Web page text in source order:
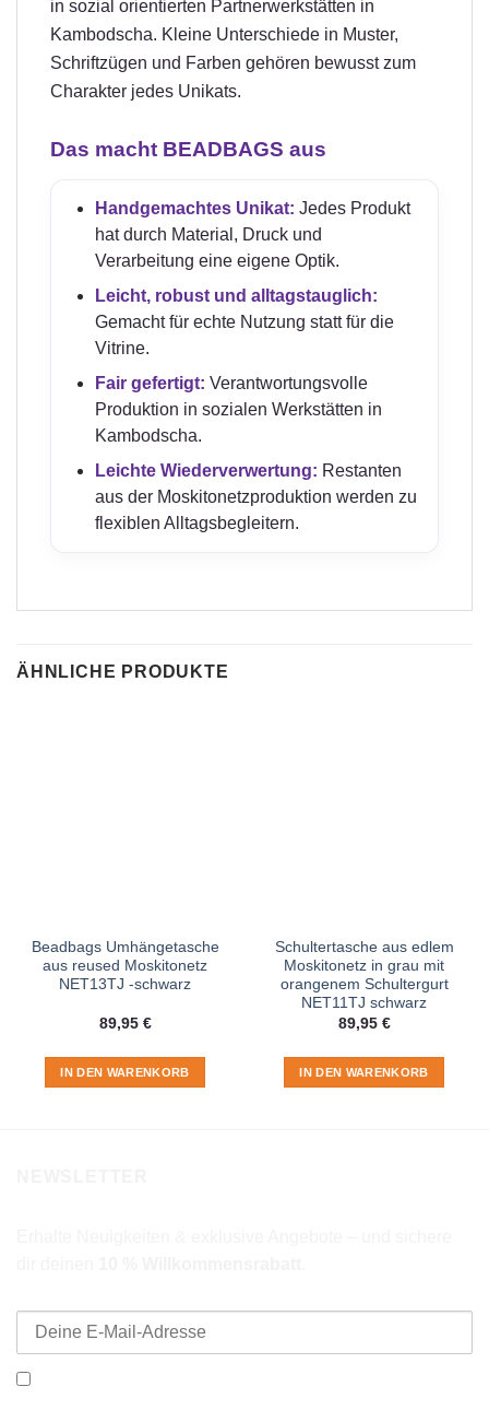
in sozial orientierten Partnerwerkstätten in
Kambodscha. Kleine Unterschiede in Muster,
Schriftzügen und Farben gehören bewusst zum
Charakter jedes Unikats.
Das macht BEADBAGS aus
Handgemachtes Unikat: Jedes Produkt
hat durch Material, Druck und
Verarbeitung eine eigene Optik.
Leicht, robust und alltagstauglich:
Gemacht für echte Nutzung statt für die
Vitrine.
Fair gefertigt: Verantwortungsvolle
Produktion in sozialen Werkstätten in
Kambodscha.
Leichte Wiederverwertung: Restanten
aus der Moskitonetzproduktion werden zu
flexiblen Alltagsbegleitern.
ÄHNLICHE PRODUKTE
Beadbags Umhängetasche
aus reused Moskitonetz
NET13TJ -schwarz
89,95 €
IN DEN WARENKORB
Schultertasche aus edlem
Moskitonetz in grau mit
orangenem Schultergurt
NET11TJ schwarz
89,95 €
IN DEN WARENKORB